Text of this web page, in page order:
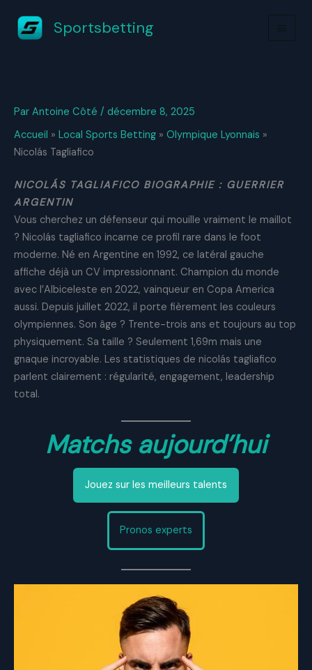
contenu
Sportsbetting
Par Antoine Côté / décembre 8, 2025
Accueil » Local Sports Betting » Olympique Lyonnais »
Nicolás Tagliafico
NICOLÁS TAGLIAFICO BIOGRAPHIE : GUERRIER
ARGENTIN
Vous cherchez un défenseur qui mouille vraiment le maillot
? Nicolás tagliafico incarne ce profil rare dans le foot
moderne. Né en Argentine en 1992, ce latéral gauche
affiche déjà un CV impressionnant. Champion du monde
avec l’Albiceleste en 2022, vainqueur en Copa America
aussi. Depuis juillet 2022, il porte fièrement les couleurs
olympiennes. Son âge ? Trente-trois ans et toujours au top
physiquement. Sa taille ? Seulement 1,69m mais une
gnaque incroyable. Les statistiques de nicolás tagliafico
parlent clairement : régularité, engagement, leadership
total.
Matchs aujourd’hui
Jouez sur les meilleurs talents
Pronos experts